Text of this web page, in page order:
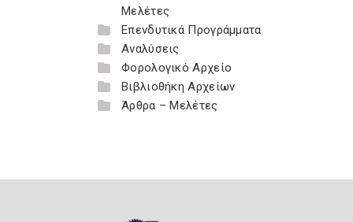
Μελέτες
Επενδυτικά Προγράμματα
Αναλύσεις
Φορολογικό Αρχείο
Βιβλιοθήκη Αρχείων
Άρθρα – Μελέτες